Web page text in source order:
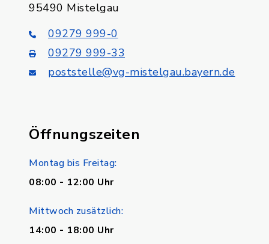
95490 Mistelgau
09279 999-0
09279 999-33
poststelle@vg-mistelgau.bayern.de
Öffnungszeiten
Montag bis Freitag:
08:00 - 12:00 Uhr
Mittwoch zusätzlich:
14:00 - 18:00 Uhr